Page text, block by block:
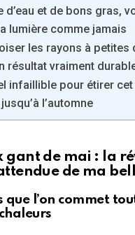
d’eau et de bons gras,
lumière comme jamais
les rayons à petites
résultat vraiment
infaillible pour étirer
l’automne
gant de mai : la
de ma
que l’on commet